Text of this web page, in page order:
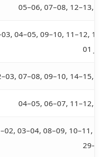
05–06, 07–08, 12–13,
04–05, 09–10, 11–12,
01 Juli
07–08, 09–10, 14–15,
04–05, 06–07, 11–12,
03–04, 08–09, 10–11,
29–30